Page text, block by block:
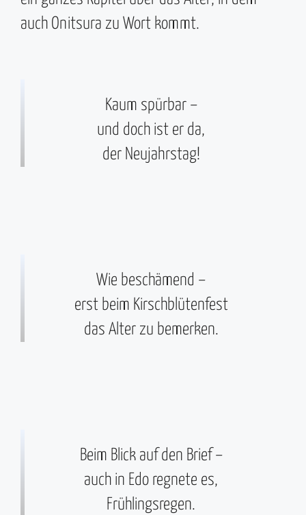
auch Onitsura zu Wort kommt.
Kaum spürbar –
und doch ist er da,
der Neujahrstag!
Wie beschämend –
erst beim Kirschblütenfest
das Alter zu bemerken.
Beim Blick auf den Brief –
auch in Edo regnete es,
Frühlingsregen.